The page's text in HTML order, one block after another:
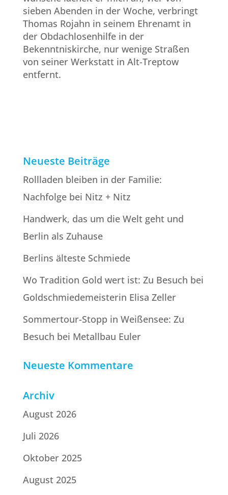
sieben Abenden in der Woche, verbringt
Thomas Rojahn in seinem Ehrenamt in
der Obdachlosenhilfe in der
Bekenntniskirche, nur wenige Straßen
von seiner Werkstatt in Alt-Treptow
entfernt.
Neueste Beiträge
Rollladen bleiben in der Familie:
Nachfolge bei Nitz + Nitz
Handwerk, das um die Welt geht und
Berlin als Zuhause
Berlins älteste Schmiede
Wo Tradition Gold wert ist: Zu Besuch bei
Goldschmiede­meisterin Elisa Zeller
Sommertour-Stopp in Weißensee: Zu
Besuch bei Metallbau Euler
Neueste Kommentare
Archiv
August 2026
Juli 2026
Oktober 2025
August 2025